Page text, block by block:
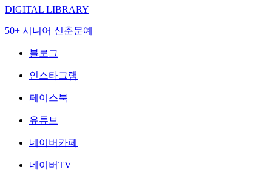
DIGITAL LIBRARY
50+ 시니어 신춘문예
블로그
인스타그램
페이스북
유튜브
네이버카페
네이버TV